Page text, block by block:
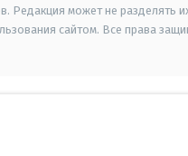
Редакция может не разделять
сайтом. Все права